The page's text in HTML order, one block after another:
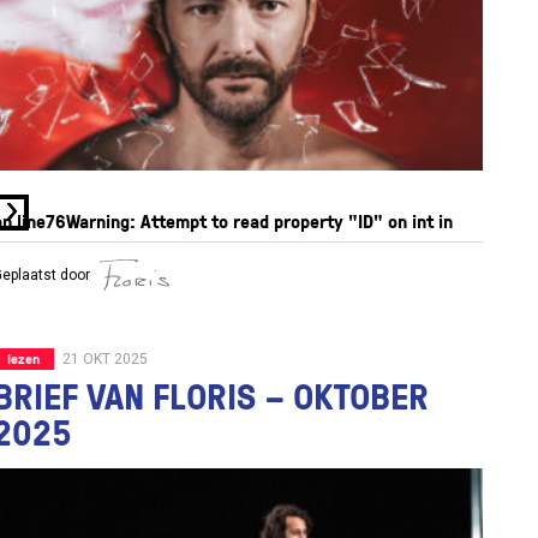
line76
door
Warning: Attempt to read property "ID" on int in
themes/watwedoen/components/process.php
lezen 21 OKT 2025
VAN FLORIS – OKTOBER